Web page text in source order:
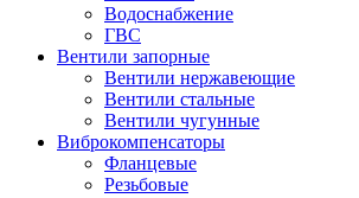
Водоснабжение
ГВС
Вентили запорные
Вентили нержавеющие
Вентили стальные
Вентили чугунные
Виброкомпенсаторы
Фланцевые
Резьбовые